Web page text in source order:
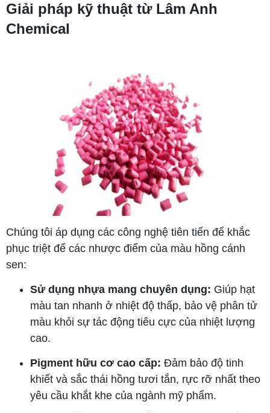
Giải pháp kỹ thuật từ Lâm Anh
Chemical
Chúng tôi áp dụng các công nghệ tiên tiến để khắc
phục triệt để các nhược điểm của màu hồng cánh
sen:
Sử dụng nhựa mang chuyên dụng: Giúp hạt
màu tan nhanh ở nhiệt độ thấp, bảo vệ phân tử
màu khỏi sự tác động tiêu cực của nhiệt lượng
cao.
Pigment hữu cơ cao cấp: Đảm bảo độ tinh
khiết và sắc thái hồng tươi tắn, rực rỡ nhất theo
yêu cầu khắt khe của ngành mỹ phẩm.